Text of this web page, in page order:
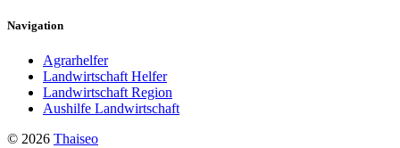
Navigation
Agrarhelfer
Landwirtschaft Helfer
Landwirtschaft Region
Aushilfe Landwirtschaft
© 2026 Thaiseo